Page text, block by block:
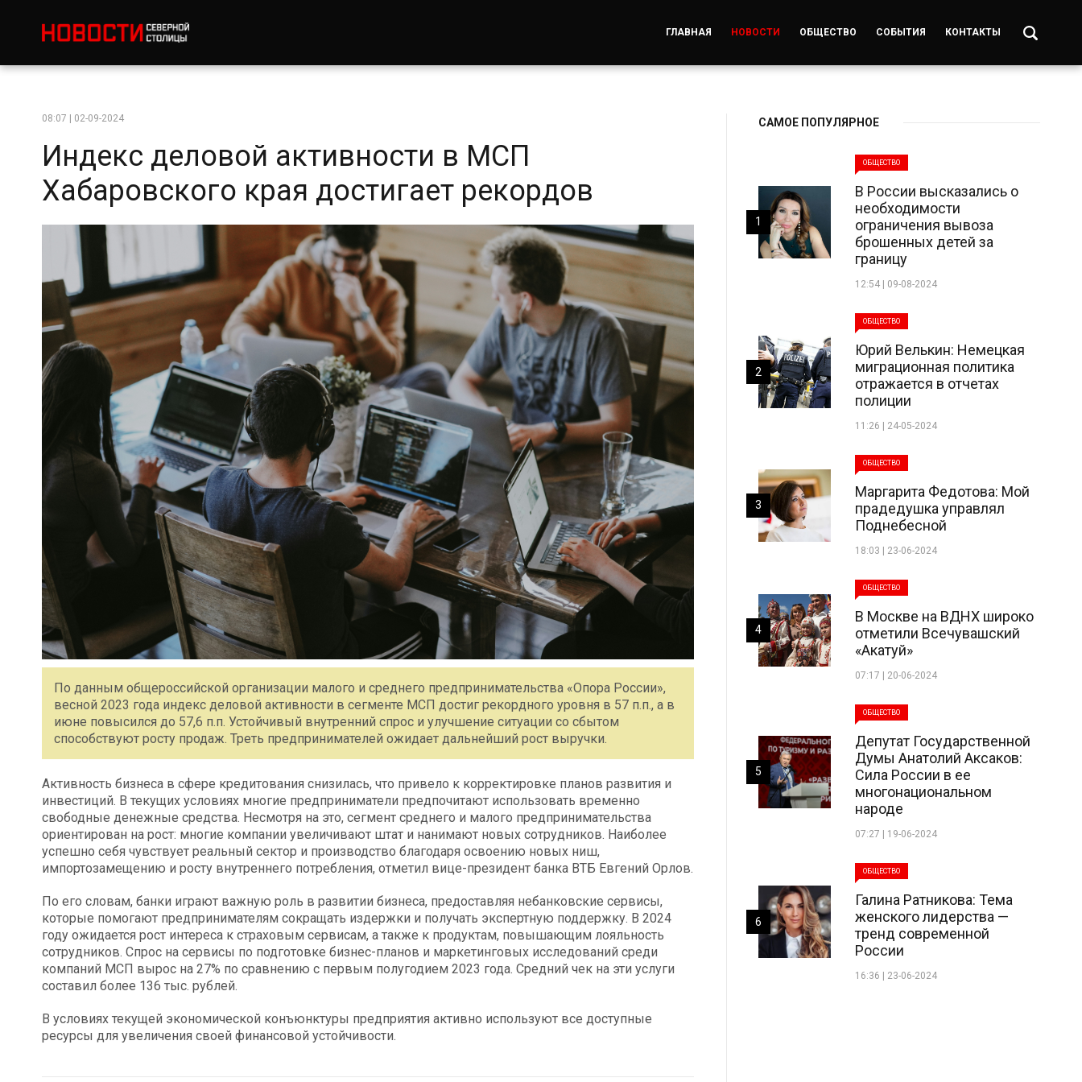
ГЛАВНАЯ НОВОСТИ ОБЩЕСТВО СОБЫТИЯ КОНТАКТЫ
08:07 | 02-09-2024
Индекс деловой активности в МСП
Хабаровского края достигает рекордов
По данным общероссийской организации малого и среднего предпринимательства «Опора России»,
весной 2023 года индекс деловой активности в сегменте МСП достиг рекордного уровня в 57 п.п., а в
июне повысился до 57,6 п.п. Устойчивый внутренний спрос и улучшение ситуации со сбытом
способствуют росту продаж. Треть предпринимателей ожидает дальнейший рост выручки.
Активность бизнеса в сфере кредитования снизилась, что привело к корректировке планов развития и
инвестиций. В текущих условиях многие предприниматели предпочитают использовать временно
свободные денежные средства. Несмотря на это, сегмент среднего и малого предпринимательства
ориентирован на рост: многие компании увеличивают штат и нанимают новых сотрудников. Наиболее
успешно себя чувствует реальный сектор и производство благодаря освоению новых ниш,
импортозамещению и росту внутреннего потребления, отметил вице-президент банка ВТБ Евгений Орлов.
По его словам, банки играют важную роль в развитии бизнеса, предоставляя небанковские сервисы,
которые помогают предпринимателям сокращать издержки и получать экспертную поддержку. В 2024
году ожидается рост интереса к страховым сервисам, а также к продуктам, повышающим лояльность
сотрудников. Спрос на сервисы по подготовке бизнес-планов и маркетинговых исследований среди
компаний МСП вырос на 27% по сравнению с первым полугодием 2023 года. Средний чек на эти услуги
составил более 136 тыс. рублей.
В условиях текущей экономической конъюнктуры предприятия активно используют все доступные
ресурсы для увеличения своей финансовой устойчивости.
САМОЕ ПОПУЛЯРНОЕ
ОБЩЕСТВО
В России высказались о
необходимости
ограничения вывоза
брошенных детей за
границу
12:54 | 09-08-2024
1
ОБЩЕСТВО
Юрий Велькин: Немецкая
миграционная политика
отражается в отчетах
полиции
11:26 | 24-05-2024
2
ОБЩЕСТВО
Маргарита Федотова: Мой
прадедушка управлял
Поднебесной
18:03 | 23-06-2024
3
ОБЩЕСТВО
В Москве на ВДНХ широко
отметили Всечувашский
«Акатуй»
07:17 | 20-06-2024
4
ОБЩЕСТВО
Депутат Государственной
Думы Анатолий Аксаков:
Сила России в ее
многонациональном
народе
07:27 | 19-06-2024
5
ОБЩЕСТВО
Галина Ратникова: Тема
женского лидерства —
тренд современной
России
16:36 | 23-06-2024
6